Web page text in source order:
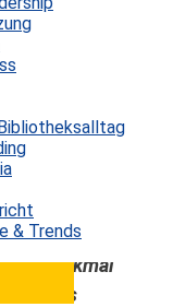
& Trends
dar.
belegen
der
den
Titels,
der
Merkmal
des